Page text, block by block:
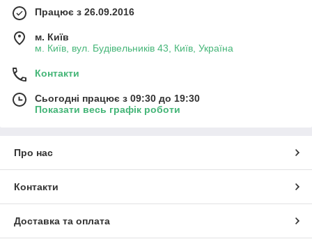
Працює з 26.09.2016
м. Київ
м. Київ, вул. Будівельників 43, Київ, Україна
Контакти
Сьогодні працює з 09:30 до 19:30
Показати весь графік роботи
Про нас
Контакти
Доставка та оплата